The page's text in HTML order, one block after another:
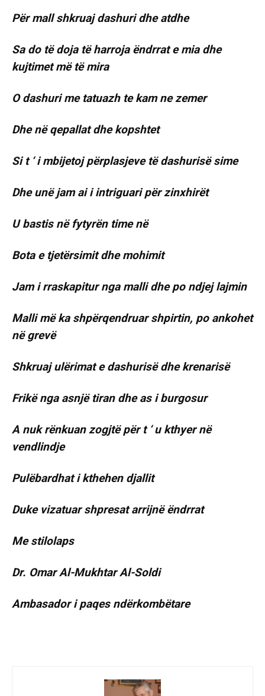
Për mall shkruaj dashuri dhe atdhe
Sa do të doja të harroja ëndrrat e mia dhe
kujtimet më të mira
O dashuri me tatuazh te kam ne zemer
Dhe në qepallat dhe kopshtet
Si t ‘ i mbijetoj përplasjeve të dashurisë sime
Dhe unë jam ai i intriguari për zinxhirët
U bastis në fytyrën time në
Bota e tjetërsimit dhe mohimit
Jam i rraskapitur nga malli dhe po ndjej lajmin
Malli më ka shpërqendruar shpirtin, po ankohet
në grevë
Shkruaj ulërimat e dashurisë dhe krenarisë
Frikë nga asnjë tiran dhe as i burgosur
A nuk rënkuan zogjtë për t ‘ u kthyer në
vendlindje
Pulëbardhat i kthehen djallit
Duke vizatuar shpresat arrijnë ëndrrat
Me stilolaps
Dr. Omar Al-Mukhtar Al-Soldi
Ambasador i paqes ndërkombëtare